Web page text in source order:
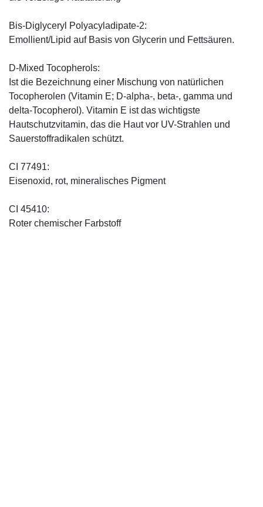
Bis-Diglyceryl Polyacyladipate-2:
Emollient/Lipid auf Basis von Glycerin und Fettsäuren.
D-Mixed Tocopherols:
Ist die Bezeichnung einer Mischung von natürlichen
Tocopherolen (Vitamin E; D-alpha-, beta-, gamma und
delta-Tocopherol). Vitamin E ist das wichtigste
Hautschutzvitamin, das die Haut vor UV-Strahlen und
Sauerstoffradikalen schützt.
CI 77491:
Eisenoxid, rot, mineralisches Pigment
CI 45410:
Roter chemischer Farbstoff